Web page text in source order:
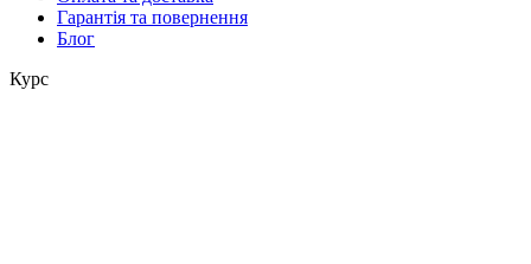
Гарантія та повернення
Блог
Курс